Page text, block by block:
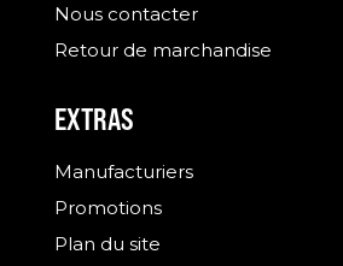
Nous contacter
Retour de marchandise
EXTRAS
Manufacturiers
Promotions
Plan du site